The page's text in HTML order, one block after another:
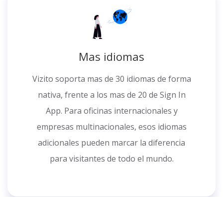
Mas idiomas
Vizito soporta mas de 30 idiomas de forma
nativa, frente a los mas de 20 de Sign In
App. Para oficinas internacionales y
empresas multinacionales, esos idiomas
adicionales pueden marcar la diferencia
para visitantes de todo el mundo.